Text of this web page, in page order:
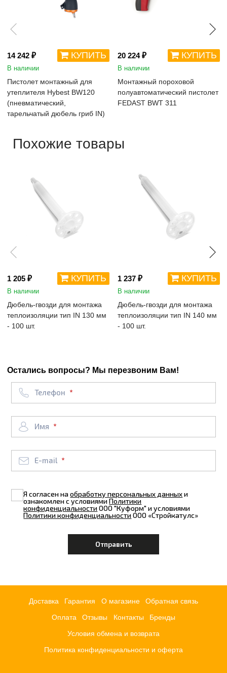
14 242 ₽ КУПИТЬ
В наличии
Пистолет монтажный для
утеплителя Hybest BW120
(пневматический,
тарельчатый дюбель гриб IN)
20 224 ₽ КУПИТЬ
В наличии
Монтажный пороховой
полуавтоматический пистолет
FEDAST BWT 311
Похожие товары
1 205 ₽ КУПИТЬ
В наличии
Дюбель-гвозди для монтажа
теплоизоляции тип IN 130 мм
- 100 шт.
1 237 ₽ КУПИТЬ
В наличии
Дюбель-гвозди для монтажа
теплоизоляции тип IN 140 мм
- 100 шт.
Остались вопросы? Мы перезвоним Вам!
Телефон
Имя
E-mail
Я согласен наобработку персональных данныхи
ознакомлен с условиямиПолитики
конфиденциальностиООО "Куформ" и условиями
Политики конфиденциальностиООО «Стройкатулс»
Доставка Гарантия О магазине Обратная связь
Оплата Отзывы Контакты Бренды
Условия обмена и возврата
Политика конфиденциальности и оферта